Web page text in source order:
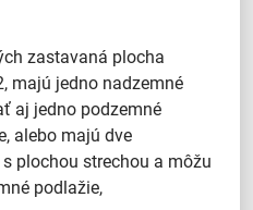
zastavaná plocha
majú jedno nadzemné
aj jedno podzemné
alebo majú dve
plochou strechou a môžu
podlažie,